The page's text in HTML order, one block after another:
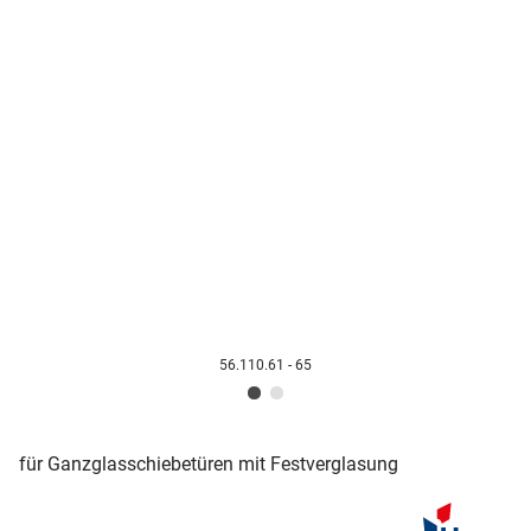
56.110.61 - 65
für Ganzglasschiebetüren mit Festverglasung